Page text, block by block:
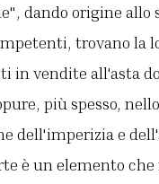
dando origine allo
trovano la
in vendite all'asta
più spesso,
dell'imperizia e
è un elemento